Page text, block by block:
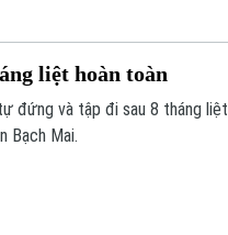
liệt hoàn toàn
và tập đi sau 8 tháng liệt
Bạch Mai.